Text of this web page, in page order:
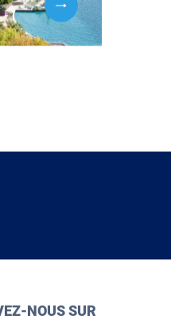
NOUS SUR